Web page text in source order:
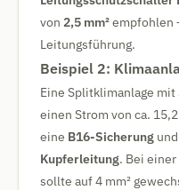
von 2,5 mm²empfohlen
Leitungsführung.
Beispiel 2:
Eine Splitklimanlage
einen Strom von ca.
eine B16-Sicherung
Kupferleitung. Bei
sollte auf 4 mm²